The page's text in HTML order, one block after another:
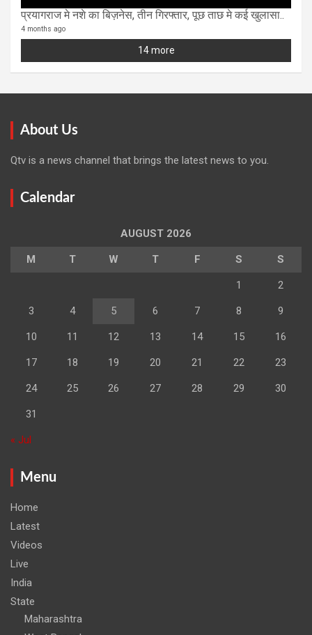
प्रयागराज मे नशे का बिज़नेस, तीन गिरफ्तार, पूछ ताछ मे कई खुलासा..
4 months ago
14 more
About Us
Qtv is a news channel that brings the latest news to you.
Calendar
AUGUST 2026
M T W T F S S
1 2
3 4 5 6 7 8 9
10 11 12 13 14 15 16
17 18 19 20 21 22 23
24 25 26 27 28 29 30
31
« Jul
Menu
Home
Latest
Videos
Live
India
State
Maharashtra